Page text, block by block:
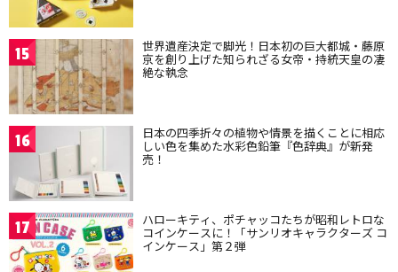
15 世界遺産決定で脚光！日本初の巨大都城・藤原
京を創り上げた知られざる女帝・持統天皇の凄
絶な執念
16 日本の四季折々の植物や情景を描くことに相応
しい色を集めた水彩色鉛筆『色辞典』が新発
売！
17 ハローキティ、ポチャッコたちが昭和レトロな
コインケースに！「サンリオキャラクターズ コ
インケース」第２弾